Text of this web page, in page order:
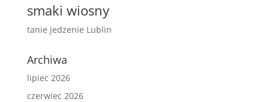
smaki wiosny
tanie jedzenie Lublin
Archiwa
lipiec 2026
czerwiec 2026